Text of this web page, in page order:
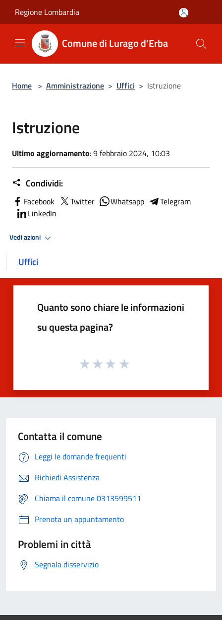
Regione Lombardia
Comune di Lurago d'Erba
Home > Amministrazione > Uffici > Istruzione
Istruzione
Ultimo aggiornamento: 9 febbraio 2024, 10:03
Condividi:
Facebook Twitter Whatsapp
Telegram
LinkedIn
Vedi azioni
Uffici
Quanto sono chiare le informazioni
su questa pagina?
Contatta il comune
Leggi le domande frequenti
Richiedi Assistenza
Chiama il comune 0313599511
Prenota un appuntamento
Problemi in città
Segnala disservizio